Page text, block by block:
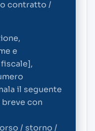
contratto /
e
il seguente
con
/ storno /